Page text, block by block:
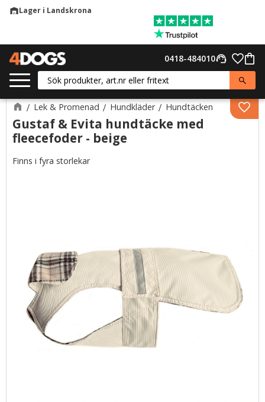
warehouseLager i Landskrona
support_agent
0418-484010
Lek & Promenad Hundkläder Hundtäcken
Gustaf & Evita hundtäcke med
fleecefoder - beige
Finns i fyra storlekar